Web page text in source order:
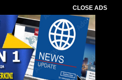
CLOSE ADS